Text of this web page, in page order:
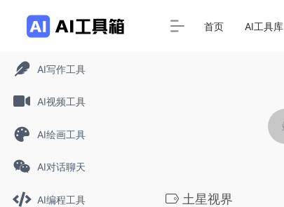
AI写作工具
AI视频工具
AI绘画工具
AI对话聊天
AI编程工具
首页 AI工具库
土星视界